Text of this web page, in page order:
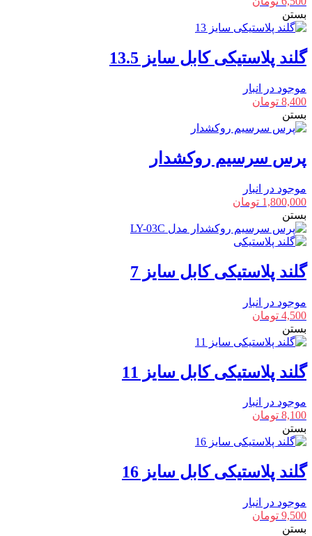
بستن
گلند پلاستیکی کابل سایز 13.5
موجود در انبار
8,400 تومان
بستن
پرس سرسیم روکشدار
موجود در انبار
1,800,000 تومان
بستن
گلند پلاستیکی کابل سایز 7
موجود در انبار
4,500 تومان
بستن
گلند پلاستیکی کابل سایز 11
موجود در انبار
8,100 تومان
بستن
گلند پلاستیکی کابل سایز 16
موجود در انبار
9,500 تومان
بستن